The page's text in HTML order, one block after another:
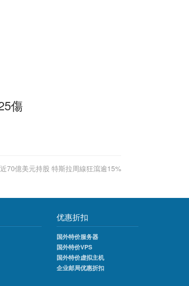
傷
70億美元持股 特斯拉周線狂瀉逾15%
优惠折扣
国外特价服务器
国外特价VPS
国外特价虚拟主机
企业邮局优惠折扣